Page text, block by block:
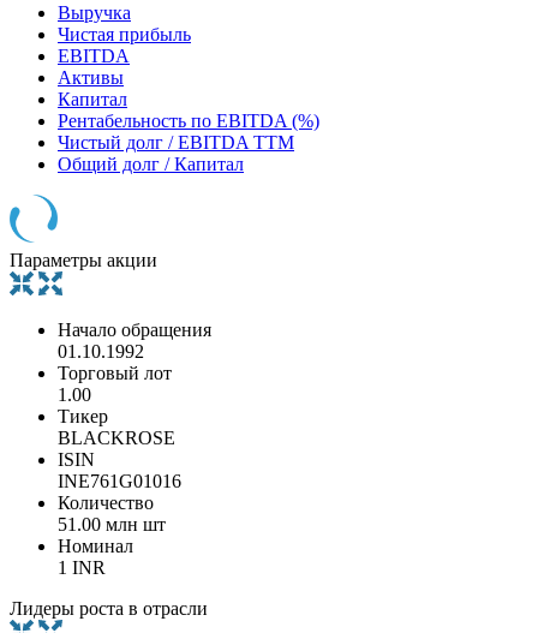
Выручка
Чистая прибыль
EBITDA
Активы
Капитал
Рентабельность по EBITDA (%)
Чистый долг / EBITDA TTM
Общий долг / Капитал
Параметры акции
Начало обращения
01.10.1992
Торговый лот
1.00
Тикер
BLACKROSE
ISIN
INE761G01016
Количество
51.00 млн шт
Номинал
1 INR
Лидеры роста в отрасли